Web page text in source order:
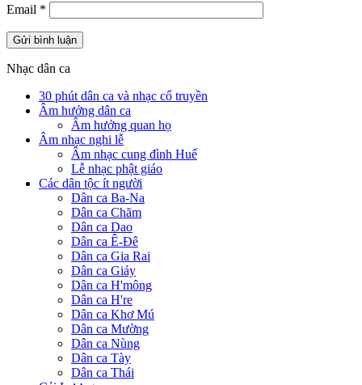
Email *
Nhạc dân ca
30 phút dân ca và nhạc cổ truyền
Âm hưởng dân ca
Âm hưởng quan họ
Âm nhạc nghi lễ
Âm nhạc cung đình Huế
Lễ nhạc phật giáo
Các dân tộc ít người
Dân ca Ba-Na
Dân ca Chăm
Dân ca Dao
Dân ca Ê-Đê
Dân ca Gia Rai
Dân ca Giáy
Dân ca H'mông
Dân ca H're
Dân ca Khơ Mú
Dân ca Mường
Dân ca Nùng
Dân ca Tày
Dân ca Thái